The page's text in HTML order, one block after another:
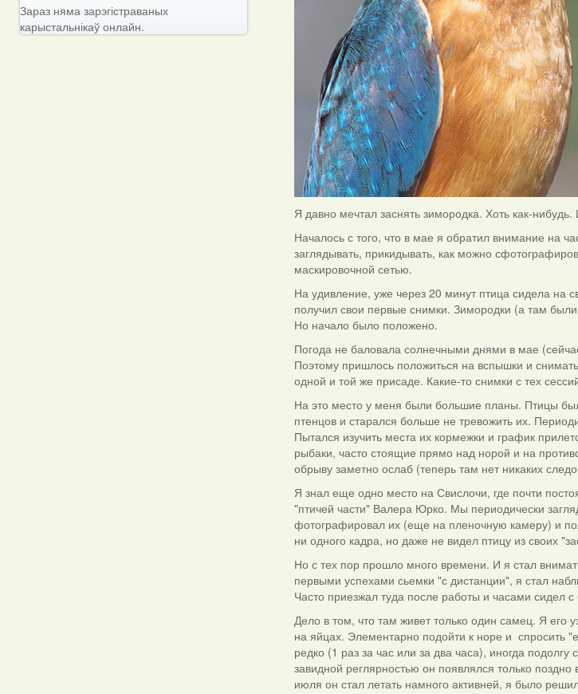
Я давно мечтал заснять зимородка. Хоть как-
Началось с того, что в мае я обратил внимание на
заглядывать, прикидывать, как можно
маскировочной сетью.
На удивление, уже через 20 минут птица сидела
получил свои первые снимки. Зимородки (а там
Но начало было положено.
Погода не баловала солнечными днями в мае
Поэтому пришлось положиться на вспышки и
одной и той же присаде. Какие-то снимки с тех
На это место у меня были большие планы. Птицы
птенцов и старался больше не тревожить их.
Пытался изучить места их кормежки и график
рыбаки, часто стоящие прямо над норой и на
обрыву заметно ослаб (теперь там нет никаких
Я знал еще одно место на Свислочи, где почти
"птичей части" Валера Юрко. Мы периодически
фотографировал их (еще на пленочную камеру) и
ни одного кадра, но даже не видел птицу из своих
Но с тех пор прошло много времени. И я стал
первыми успехами сьемки "с дистанции", я стал
Часто приезжал туда после работы и часами сидел
Дело в том, что там живет только один самец. Я его
на яйцах. Элементарно подойти к норе и спросить
редко (1 раз за час или за два часа), иногда
завидной реглярностью он появлялся только
июля он стал летать намного активней, я было
Зараз няма зарэгістраваных
карыстальнікаў онлайн.